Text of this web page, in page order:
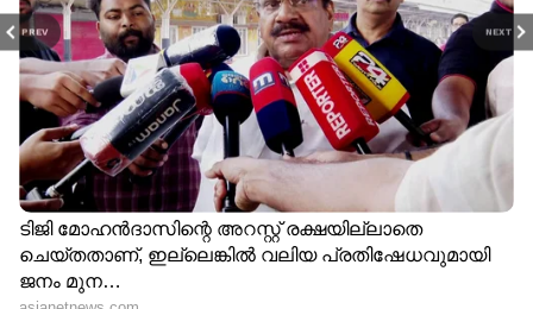
PREV NEXT